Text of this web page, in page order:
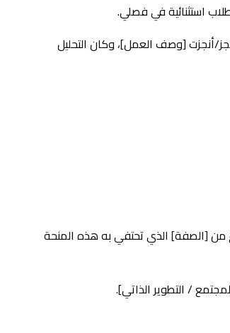
استثنائية في فصلي.
أنجزت [وصف العمل]، وكان التحليل
من [الصفة] الذي تحتفي به هذه المنحة
/ التطوير الذاتي].